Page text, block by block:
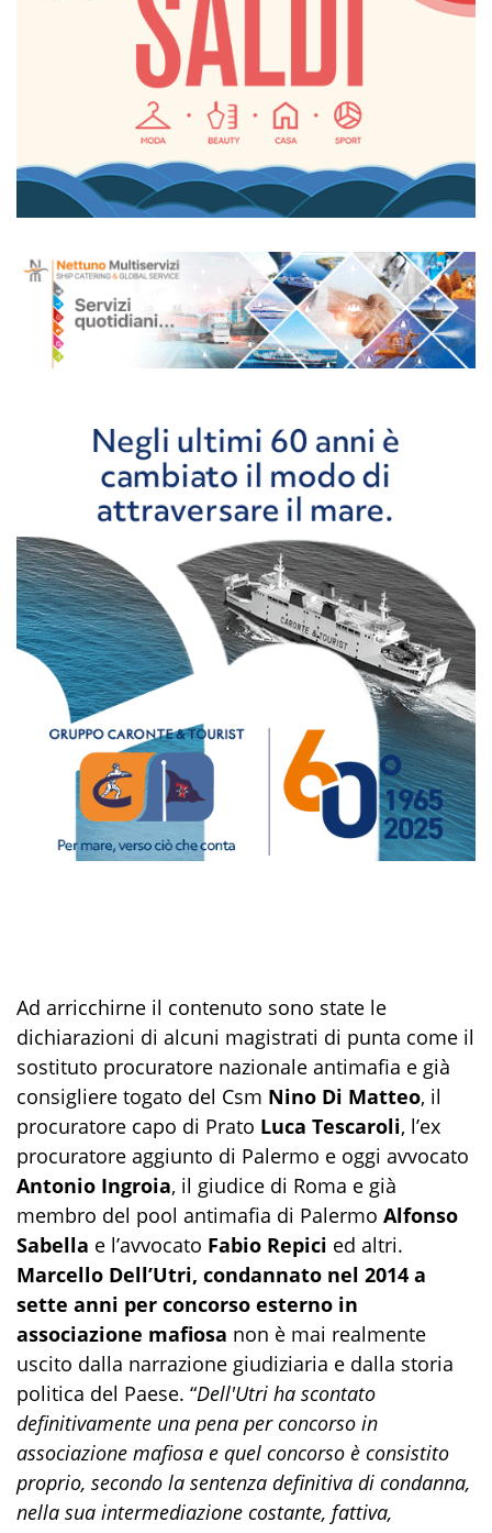
Ad arricchirne il contenuto sono state le
dichiarazioni di alcuni magistrati di punta come il
sostituto procuratore nazionale antimafia e già
consigliere togato del Csm Nino Di Matteo, il
procuratore capo di Prato Luca Tescaroli, l’ex
procuratore aggiunto di Palermo e oggi avvocato
Antonio Ingroia, il giudice di Roma e già
membro del pool antimafia di Palermo Alfonso
Sabella e l’avvocato Fabio Repici ed altri.
Marcello Dell’Utri, condannato nel 2014 a
sette anni per concorso esterno in
associazione mafiosa non è mai realmente
uscito dalla narrazione giudiziaria e dalla storia
politica del Paese. “Dell'Utri ha scontato
definitivamente una pena per concorso in
associazione mafiosa e quel concorso è consistito
proprio, secondo la sentenza definitiva di condanna,
nella sua intermediazione costante, fattiva,